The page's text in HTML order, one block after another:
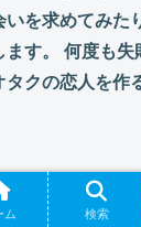
いを求めてみた
ます。 何度も失
タクの恋人を作
ム 検索